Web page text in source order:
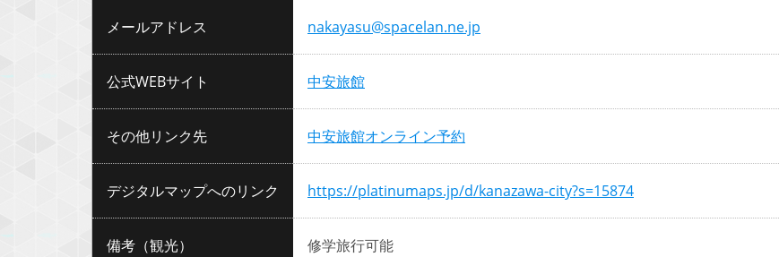
メールアドレス nakayasu@spacelan.ne.jp
公式WEBサイト 中安旅館
その他リンク先 中安旅館オンライン予約
デジタルマップへのリンク https://platinumaps.jp/d/kanazawa-city?s=15874
備考（観光） 修学旅行可能